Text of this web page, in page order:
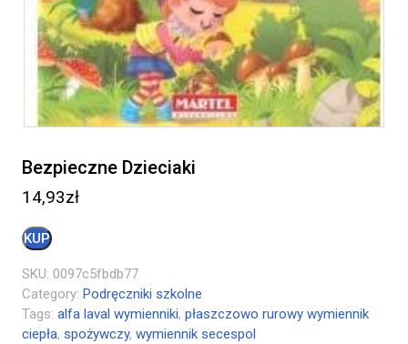
Bezpieczne Dzieciaki
14,93zł
KUP
SKU: 0097c5fbdb77
Category: Podręczniki szkolne
Tags: alfa laval wymienniki, płaszczowo rurowy wymiennik
ciepła, spożywczy, wymiennik secespol